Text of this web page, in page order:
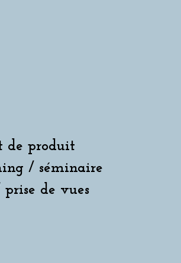
de produit
/ séminaire
prise de vues